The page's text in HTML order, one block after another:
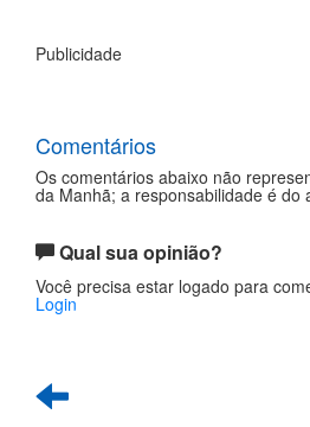
Publicidade
Comentários
Os comentários abaixo não
da Manhã; a responsabilidade é do
Qual sua opinião?
Você precisa estar logado para
Login